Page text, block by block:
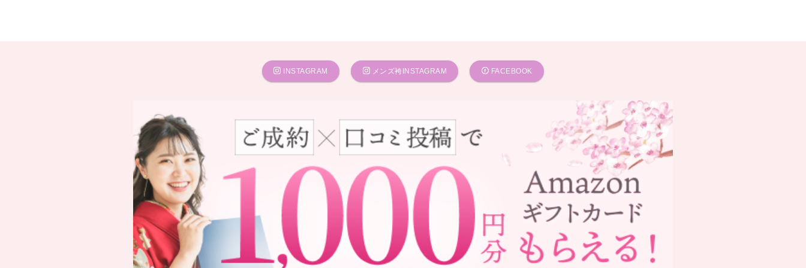
INSTAGRAM メンズ袴INSTAGRAM FACEBOOK